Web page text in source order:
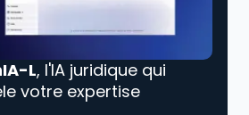
L, l'IA juridique qui
votre expertise